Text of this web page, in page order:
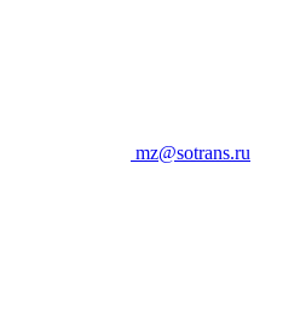
mz@sotrans.ru